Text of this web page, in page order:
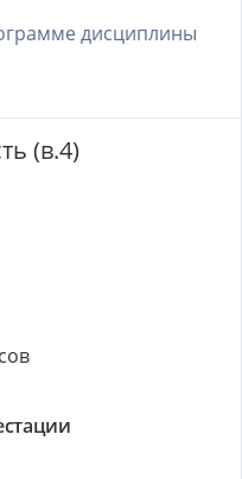
дисциплины
(в.4)